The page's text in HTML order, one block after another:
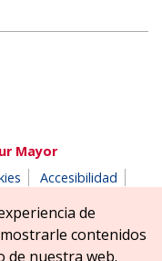
Mayor
Accesibilidad
Zizur Mayor-Zizur
de
contenidos
de nuestra web.